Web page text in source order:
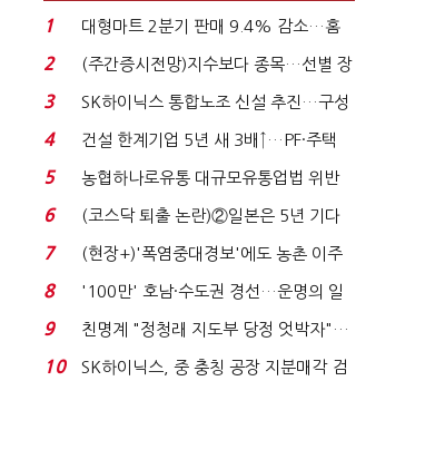
1
대형마트 2분기 판매 9.4% 감소…홈
플러스 사태 여파...
2
(주간증시전망)지수보다 종목…선별 장
세 이어진다...
3
SK하이닉스 통합노조 신설 추진…구성
원 간 성과급 불...
4
건설 한계기업 5년 새 3배↑…PF·주택
침체에 재무 ...
5
농협하나로유통 대규모유통업법 위반
적발…공정위, 과...
6
(코스닥 퇴출 논란)②일본은 5년 기다
려주는데 우리는 ...
7
(현장+)'폭염중대경보'에도 농촌 이주
노동자는 강행군…'야...
8
'100만' 호남·수도권 경선…운명의 일
주일
9
친명계 "정청래 지도부 당정 엇박자"…
친청계 "신천지 오...
10
SK하이닉스, 중 충칭 공장 지분매각 검